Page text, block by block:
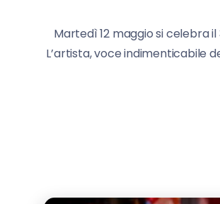
Martedì 12 maggio si celebra
L’artista, voce indimenticabile